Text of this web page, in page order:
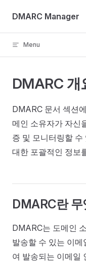
Skip to content
DMARC Manager
Menu
DMARC 개
DMARC 문서 섹션
메인 소유자가 자신
증 및 모니터링할
대한 포괄적인 정보
DMARC란
DMARC는 도메인
발송할 수 있는 이
여 발송되는 이메일